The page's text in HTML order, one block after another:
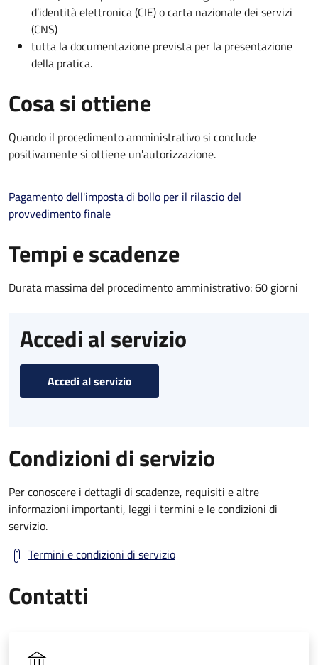
d’identità elettronica (CIE) o carta nazionale dei servizi
(CNS)
tutta la documentazione prevista per la presentazione
della pratica.
Cosa si ottiene
Quando il procedimento amministrativo si conclude
positivamente si ottiene un'autorizzazione.
Pagamento dell'imposta di bollo per il rilascio del
provvedimento finale
Tempi e scadenze
Durata massima del procedimento amministrativo: 60 giorni
Accedi al servizio
Accedi al servizio
Condizioni di servizio
Per conoscere i dettagli di scadenze, requisiti e altre
informazioni importanti, leggi i termini e le condizioni di
servizio.
Termini e condizioni di servizio
Contatti